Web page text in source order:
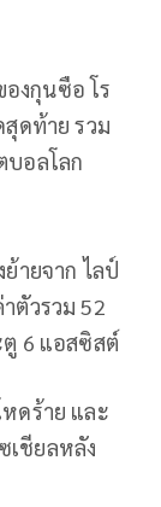
งกุนซือ โร
ดท้าย รวม
อลโลก
ายจาก ไลป์
ตัวรวม 52
6 แอสซิสต์
ดร้าย และ
ชียลหลัง